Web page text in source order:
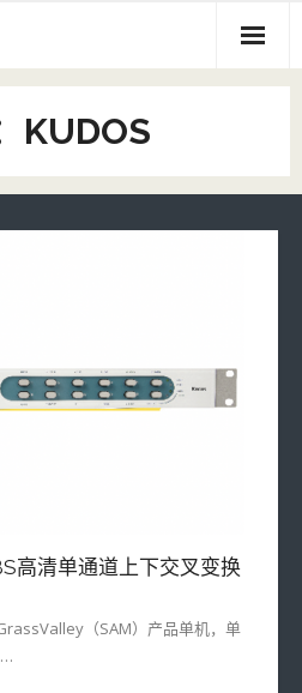
口合光传
KUDOS
高清单通道上下交叉变换
（SAM）产品单机，单